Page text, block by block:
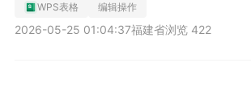
WPS表格 编辑操作
2026-05-25 01:04:37福建省浏览 422